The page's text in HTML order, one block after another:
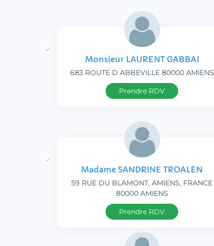
Monsieur LAURENT GABBAI
683 ROUTE D ABBEVILLE 80000 AMIENS
Prendre RDV
Madame SANDRINE TROALEN
59 RUE DU BLAMONT, AMIENS, FRANCE
80000 AMIENS
Prendre RDV